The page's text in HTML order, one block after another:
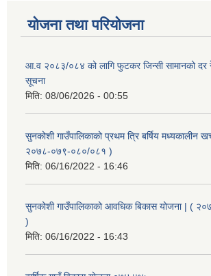
योजना तथा परियोजना
आ.व २०८३/०८४ को लागि फुटकर जिन्सी सामानको दर
सूचना
मिति: 08/06/2026 - 00:55
सुनकोशी गाउँपालिकाको प्रथम त्रि बर्षिय मध्यकालीन
२०७८-०७९-०८०/०८१ )
मिति: 06/16/2022 - 16:46
सुनकोशी गाउँपालिकाको आवधिक बिकास योजना | (
)
मिति: 06/16/2022 - 16:43